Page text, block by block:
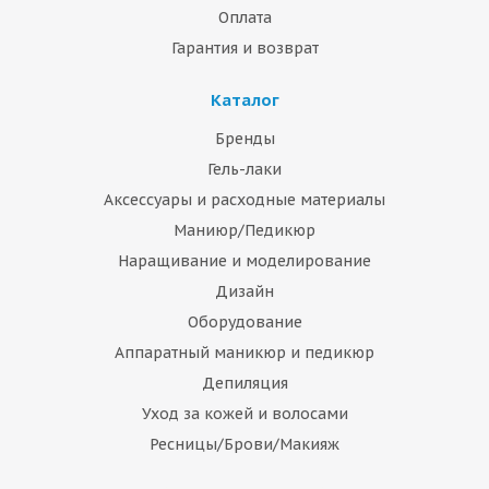
Оплата
Гарантия и возврат
Каталог
Бренды
Гель-лаки
Аксессуары и расходные материалы
Маниюр/Педикюр
Наращивание и моделирование
Дизайн
Оборудование
Аппаратный маникюр и педикюр
Депиляция
Уход за кожей и волосами
Ресницы/Брови/Макияж